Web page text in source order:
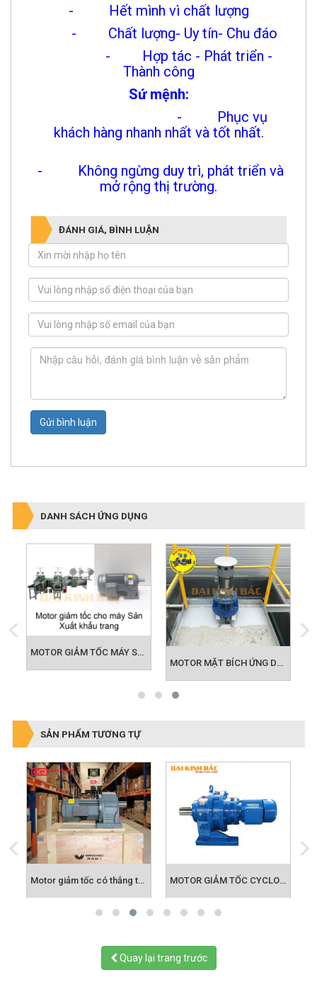
- Hết mình vì chất lượng
- Chất lượng- Uy tín- Chu đáo
- Hợp tác - Phát triển -
Thành công
Sứ mệnh:
- Phục vụ
khách hàng nhanh nhất và tốt nhất.
- Không ngừng duy trì, phát triển và
mở rộng thị trường.
ĐÁNH GIÁ, BÌNH LUẬN
Gửi bình luận
DANH SÁCH ỨNG DỤNG
MOTOR GIẢM TỐC MÁY SẢN XUẤT KHẨU TRANG
SẢN PHẨM TƯƠNG TỰ
Motor giảm tốc có thắng từ, phanh từ MOTOR GIẢM TỐC CYCLO KIỂU CHÂN ĐẾ
Quay lại trang trước